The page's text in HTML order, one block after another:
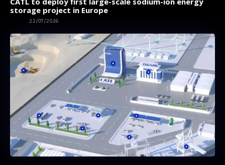
storage project in Europe
22/07/2026